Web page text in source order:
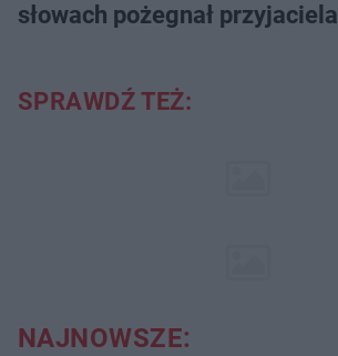
słowach pożegnał przyjaciela
SPRAWDŹ TEŻ:
NAJNOWSZE: